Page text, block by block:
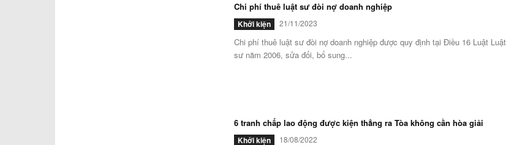
Chi phí thuê luật sư đòi nợ doanh nghiệp
Khởi kiện 21/11/2023
Chi phí thuê luật sư đòi nợ doanh nghiệp được quy định tại Điều 16 Luật Luật
sư năm 2006, sửa đổi, bổ sung...
6 tranh chấp lao động được kiện thẳng ra Tòa không cần hòa giải
Khởi kiện 18/08/2022